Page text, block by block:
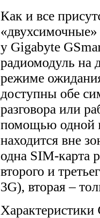
Как и все
у Gigabyte
радиомодуль на
режиме
доступны обе
разговора или
помощью одной
находится вне
одна SIM-карта
второго и
3G), вторая –